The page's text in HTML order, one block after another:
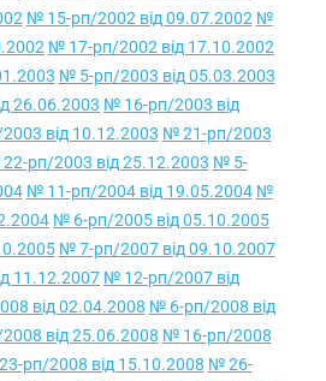
№ 15-рп/2002 від 09.07.2002 №
№ 17-рп/2002 від 17.10.2002
№ 5-рп/2003 від 05.03.2003
26.06.2003 № 16-рп/2003 від
від 10.12.2003 № 21-рп/2003
рп/2003 від 25.12.2003 № 5-
№ 11-рп/2004 від 19.05.2004 №
№ 6-рп/2005 від 05.10.2005
№ 7-рп/2007 від 09.10.2007
11.12.2007 № 12-рп/2007 від
від 02.04.2008 № 6-рп/2008 від
від 25.06.2008 № 16-рп/2008
рп/2008 від 15.10.2008 № 26-